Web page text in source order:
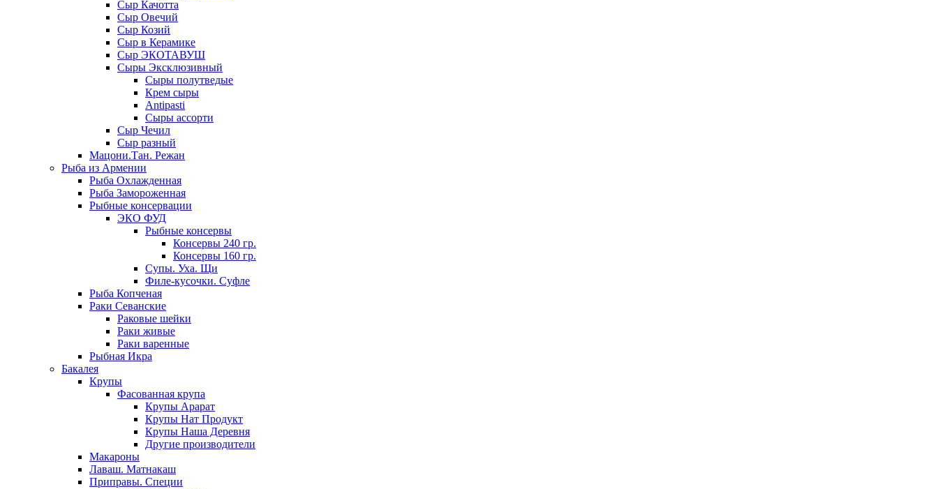
Сыр Качотта
Сыр Овечий
Сыр Козий
Сыр в Керамике
Сыр ЭКОТАВУШ
Сыры Эксклюзивный
Сыры полутведые
Крем сыры
Antipasti
Сыры ассорти
Сыр Чечил
Сыр разный
Мацони.Тан. Режан
Рыба из Армении
Рыба Охлажденная
Рыба Замороженная
Рыбные консервации
ЭКО ФУД
Рыбные консервы
Консервы 240 гр.
Консервы 160 гр.
Супы. Уха. Щи
Филе-кусочки. Суфле
Рыба Копченая
Раки Севанские
Раковые шейки
Раки живые
Раки варенные
Рыбная Икра
Бакалея
Крупы
Фасованная крупа
Крупы Арарат
Крупы Нат Продукт
Крупы Наша Деревня
Другие производители
Макароны
Лаваш. Матнакаш
Приправы. Специи